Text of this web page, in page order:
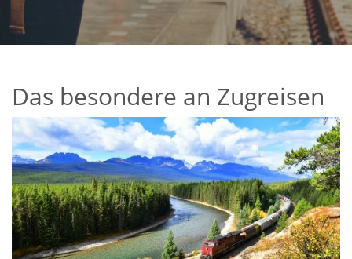
Das besondere an Zugreisen